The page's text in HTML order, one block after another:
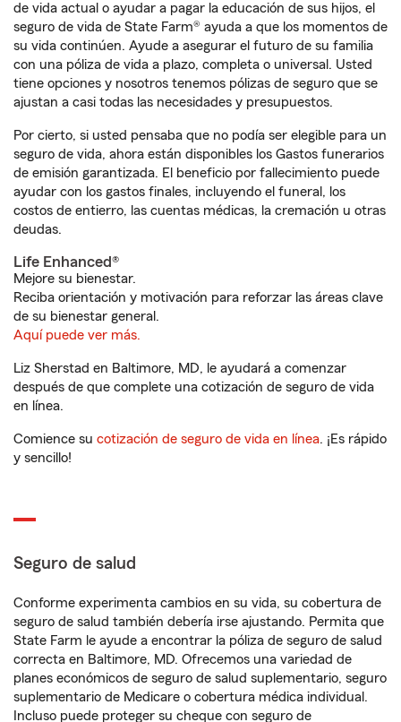
de vida actual o ayudar a pagar la educación de sus hijos, el
seguro de vida de State Farm® ayuda a que los momentos de
su vida continúen. Ayude a asegurar el futuro de su familia
con una póliza de vida a plazo, completa o universal. Usted
tiene opciones y nosotros tenemos pólizas de seguro que se
ajustan a casi todas las necesidades y presupuestos.
Por cierto, si usted pensaba que no podía ser elegible para un
seguro de vida, ahora están disponibles los Gastos funerarios
de emisión garantizada. El beneficio por fallecimiento puede
ayudar con los gastos finales, incluyendo el funeral, los
costos de entierro, las cuentas médicas, la cremación u otras
deudas.
Life Enhanced®
Mejore su bienestar.
Reciba orientación y motivación para reforzar las áreas clave
de su bienestar general.
Aquí puede ver más.
Liz Sherstad en Baltimore, MD, le ayudará a comenzar
después de que complete una cotización de seguro de vida
en línea.
Comience su cotización de seguro de vida en línea. ¡Es rápido
y sencillo!
Seguro de salud
Conforme experimenta cambios en su vida, su cobertura de
seguro de salud también debería irse ajustando. Permita que
State Farm le ayude a encontrar la póliza de seguro de salud
correcta en Baltimore, MD. Ofrecemos una variedad de
planes económicos de seguro de salud suplementario, seguro
suplementario de Medicare o cobertura médica individual.
Incluso puede proteger su cheque con seguro de